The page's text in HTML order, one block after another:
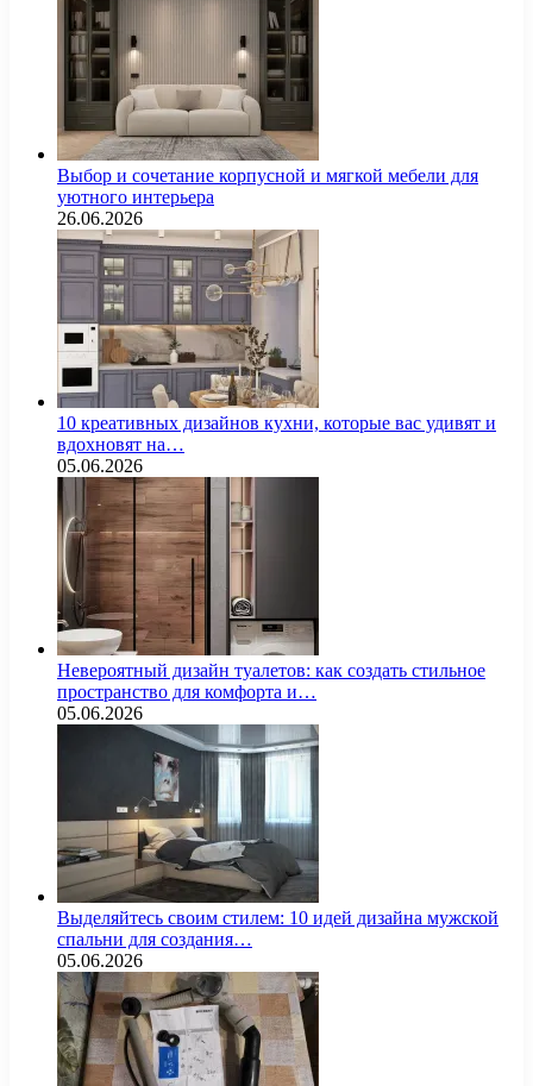
Выбор и сочетание корпусной и мягкой мебели для
уютного интерьера
26.06.2026
10 креативных дизайнов кухни, которые вас удивят и
вдохновят на…
05.06.2026
Невероятный дизайн туалетов: как создать стильное
пространство для комфорта и…
05.06.2026
Выделяйтесь своим стилем: 10 идей дизайна мужской
спальни для создания…
05.06.2026